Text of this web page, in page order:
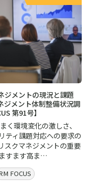
ジメントの現況と課題
ジメント体制整備状況調
第91号】
く環境変化の激しさ、
ティ課題対応への要求の
スクマネジメントの重要
すます高ま…
FOCUS